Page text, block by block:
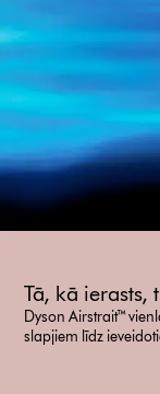
Tā, kā
Dyson Airstrait™
slapjiem līdz